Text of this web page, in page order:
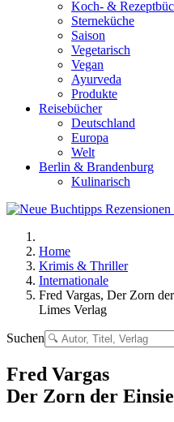
Koch- &
Sterneküche
Saison
Vegetarisch
Vegan
Ayurveda
Produkte
Reisebücher
Deutschland
Europa
Welt
Berlin & Brandenburg
Kulinarisch
Home
Krimis & Thriller
Internationale
Fred Vargas, Der Zorn
Limes Verlag
Suchen
Fred Vargas
Der Zorn der